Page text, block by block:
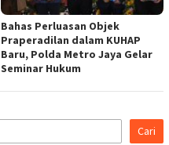
Bahas Perluasan Objek
Praperadilan dalam KUHAP
Baru, Polda Metro Jaya Gelar
Seminar Hukum
Cari